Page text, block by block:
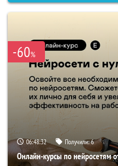
-60%
06:48:31 Получили:6
Онлайн-курсы по нейросетям